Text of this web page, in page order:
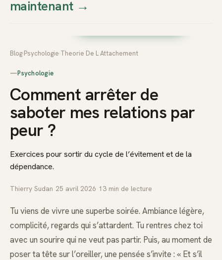
Thierry
Prendre rendez-vous dès
maintenant→
Blog Psychologie Theorie De L Attachement
—Psychologie
Comment arrêter de
saboter mes relations par
peur ?
Exercices pour sortir du cycle de l’évitement et de la
dépendance.
Thierry Sudan 25 avril 2026 13 min de lecture
Tu viens de vivre une superbe soirée. Ambiance légère,
complicité, regards qui s’attardent. Tu rentres chez toi
avec un sourire qui ne veut pas partir. Puis, au moment de
poser ta tête sur l’oreiller, une pensée s’invite : « Et s’il